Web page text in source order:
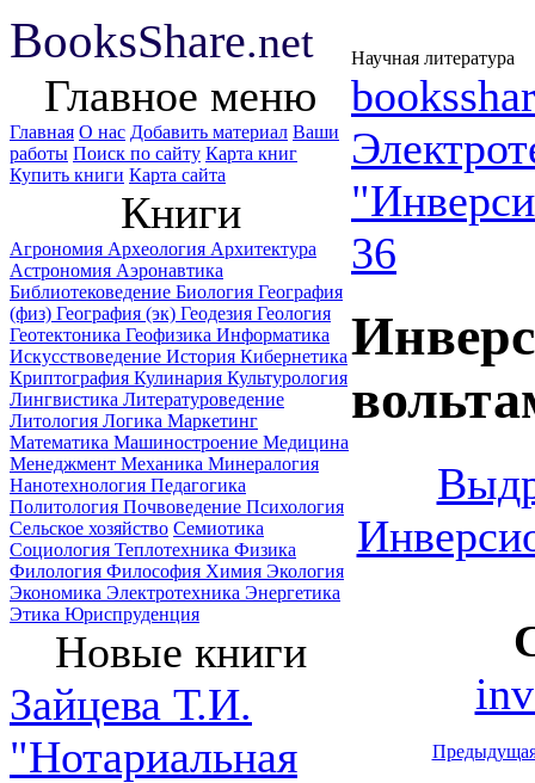
BooksShare.net Научная литература
Главное меню
Главная О нас Добавить материал Ваши
работы Поиск по сайту Карта книг
Купить книги Карта сайта
Книги
Агрономия Археология Архитектура
Астрономия Аэронавтика
Библиотековедение Биология География
(физ) География (эк) Геодезия Геология
Геотектоника Геофизика Информатика
Искусствоведение История Кибернетика
Криптография Кулинария Культурология
Лингвистика Литературоведение
Литология Логика Маркетинг
Математика Машиностроение Медицина
Менеджмент Механика Минералогия
Нанотехнология Педагогика
Политология Почвоведение Психология
Сельское хозяйство Семиотика
Социология Теплотехника Физика
Филология Философия Химия Экология
Экономика Электротехника Энергетика
Этика Юриспруденция
Новые книги
Зайцева Т.И.
"Нотариальная
36